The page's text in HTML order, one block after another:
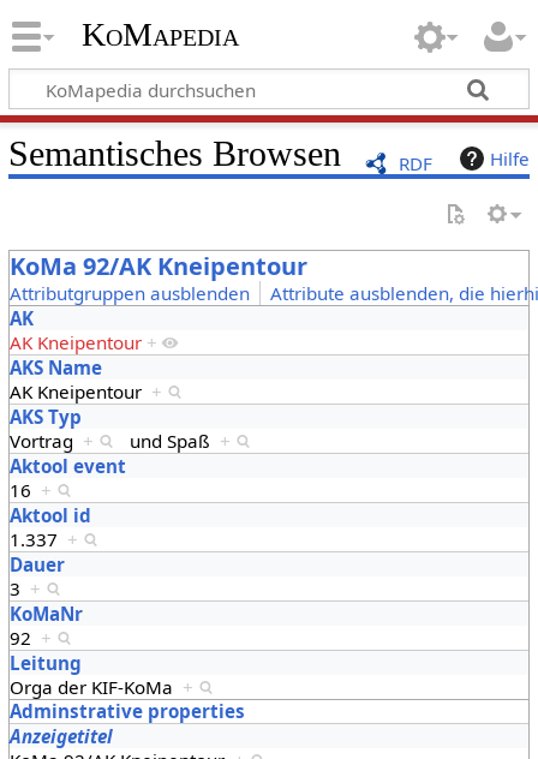
KoMapedia
RDF Hilfe
Semantisches Browsen
KoMa 92/AK Kneipentour
Attributgruppen ausblenden
Attribute ausblenden, die
AK
AK Kneipentour +
AKS Name
AK Kneipentour +
AKS Typ
Vortrag + und Spaß +
Aktool event
16 +
Aktool id
1.337 +
Dauer
3 +
KoMaNr
92 +
Leitung
Orga der KIF-KoMa +
Adminstrative properties
Anzeigetitel